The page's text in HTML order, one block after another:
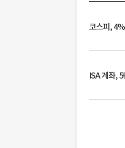
코스피,
ISA 계좌,